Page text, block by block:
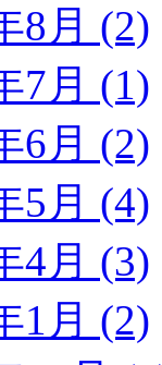
8月 (2)
7月 (1)
6月 (2)
5月 (4)
4月 (3)
1月 (2)